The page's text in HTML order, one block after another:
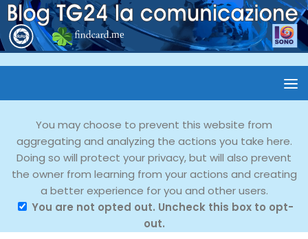
You may choose to prevent this website from
aggregating and analyzing the actions you take here.
Doing so will protect your privacy, but will also prevent
the owner from learning from your actions and creating
a better experience for you and other users.
You are not opted out. Uncheck this box to opt-
out.